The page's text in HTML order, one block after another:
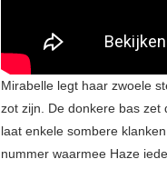
Mirabelle legt haar zwoele
zot zijn. De donkere bas
laat enkele sombere
nummer waarmee Haze